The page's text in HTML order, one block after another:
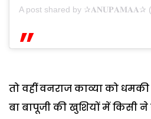
A post shared by ✰𝐀𝐍𝐔𝐏𝐀𝐌𝐀𝐀✰
तो वहीं वनराज काव्या को
बा बापूजी की खुशियों में किसी